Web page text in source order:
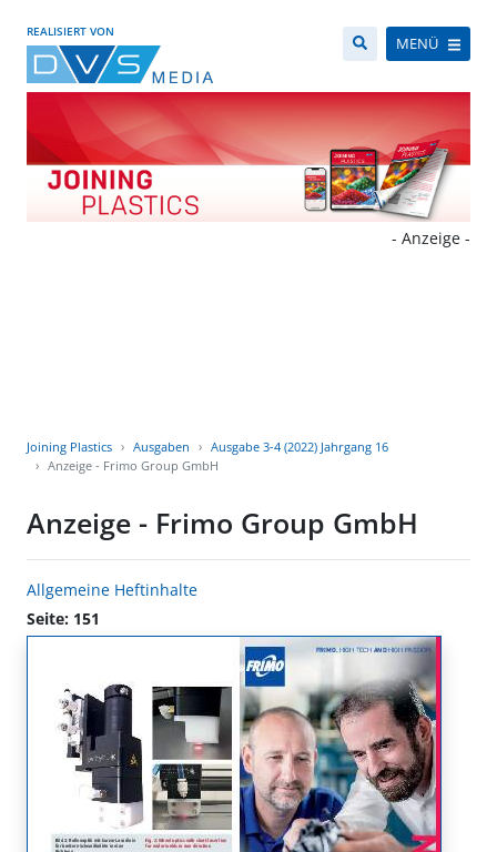
REALISIERT VON
MENÜ
- Anzeige -
Joining Plastics Ausgaben
Ausgabe 3-4 (2022) Jahrgang 16
Anzeige - Frimo Group GmbH
Anzeige - Frimo Group GmbH
Allgemeine Heftinhalte
Seite: 151